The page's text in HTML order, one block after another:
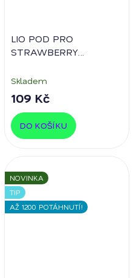
LIO POD PRO
STRAWBERRY
nikotinu
Skladem
109 Kč
DO KOŠÍKU
NOVINKA
TIP
AŽ 1200 POTÁHNUTÍ!